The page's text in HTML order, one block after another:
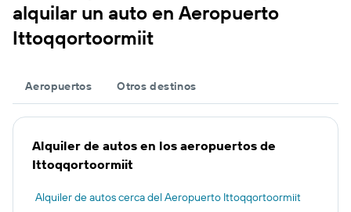
alquilar un auto en Aeropuerto
Ittoqqortoormiit
Aeropuertos Otros destinos
Alquiler de autos en los aeropuertos de
Ittoqqortoormiit
Alquiler de autos cerca del Aeropuerto Ittoqqortoormiit